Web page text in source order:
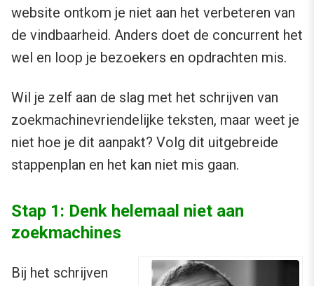
website ontkom je niet aan het verbeteren van
de vindbaarheid. Anders doet de concurrent het
wel en loop je bezoekers en opdrachten mis.
Wil je zelf aan de slag met het schrijven van
zoekmachinevriendelijke teksten, maar weet je
niet hoe je dit aanpakt? Volg dit uitgebreide
stappenplan en het kan niet mis gaan.
Stap 1: Denk helemaal niet aan
zoekmachines
Bij het schrijven